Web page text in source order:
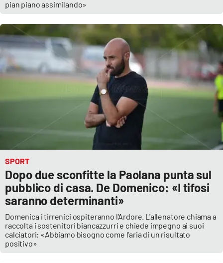
pian piano assimilando»
SPORT
Dopo due sconfitte la Paolana punta sul
pubblico di casa. De Domenico: «I tifosi
saranno determinanti»
Domenica i tirrenici ospiteranno l'Ardore. L'allenatore chiama a
raccolta i sostenitori biancazzurri e chiede impegno ai suoi
calciatori: «Abbiamo bisogno come l'aria di un risultato
positivo»